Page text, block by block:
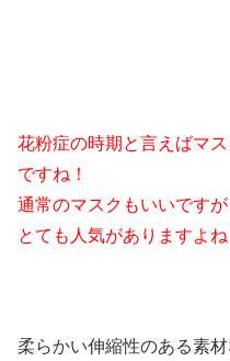
花粉症の時期と言えばマ
ですね！
通常のマスクもいいです
とても人気がありますよね
柔らかい伸縮性のある素